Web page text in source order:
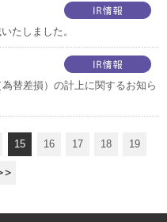
たしました。
替差損）の計上に関するお知ら
15 16 17 18 19